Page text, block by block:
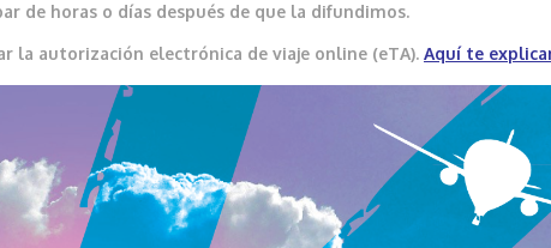
de horas o días después de que la difundimos.
la autorización electrónica de viaje online (eTA). Aquí te